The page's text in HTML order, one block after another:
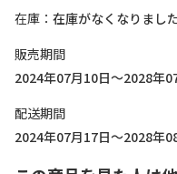
在庫
在庫がなくなりました
販売期間
2024年07月10日～2028年
配送期間
2024年07月17日～2028年